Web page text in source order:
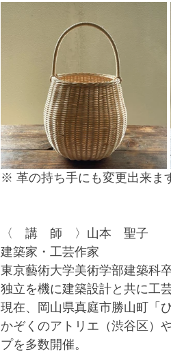
※ 革の持ち手にも変更出来ま
〈　講　師　〉山本　聖子
東京藝術大学美術学部建築科
独立を機に建築設計と共に工
現在、岡山県真庭市勝山町「
かぞくのアトリエ（渋谷区）
プを多数開催。